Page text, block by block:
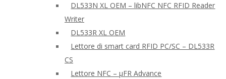
DL533N XL OEM – libNFC NFC RFID Reader
Writer
DL533R XL OEM
Lettore di smart card RFID PC/SC – DL533R
CS
Lettore NFC – μFR Advance